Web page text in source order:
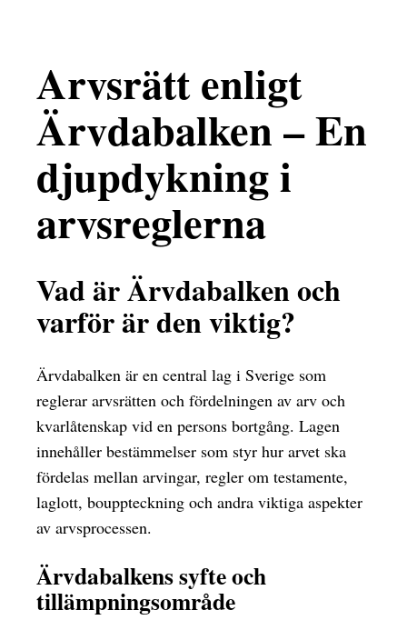
Arvsrätt enligt
Ärvdabalken – En
djupdykning i
arvsreglerna
Vad är Ärvdabalken och
varför är den viktig?
Ärvdabalken är en central lag i Sverige som
reglerar arvsrätten och fördelningen av arv och
kvarlåtenskap vid en persons bortgång. Lagen
innehåller bestämmelser som styr hur arvet ska
fördelas mellan arvingar, regler om testamente,
laglott, bouppteckning och andra viktiga aspekter
av arvsprocessen.
Ärvdabalkens syfte och
tillämpningsområde